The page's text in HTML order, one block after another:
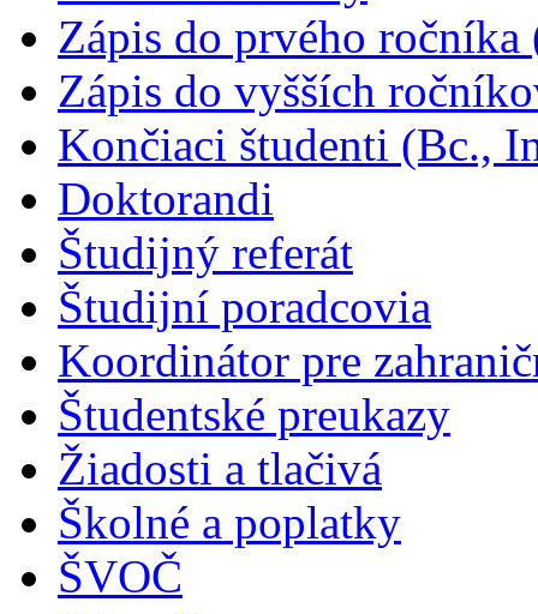
Zápis do prvého
Zápis do vyšších
Končiaci študenti (Bc.,
Doktorandi
Študijný referát
Študijní poradcovia
Koordinátor pre
Študentské preukazy
Žiadosti a tlačivá
Školné a poplatky
ŠVOČ